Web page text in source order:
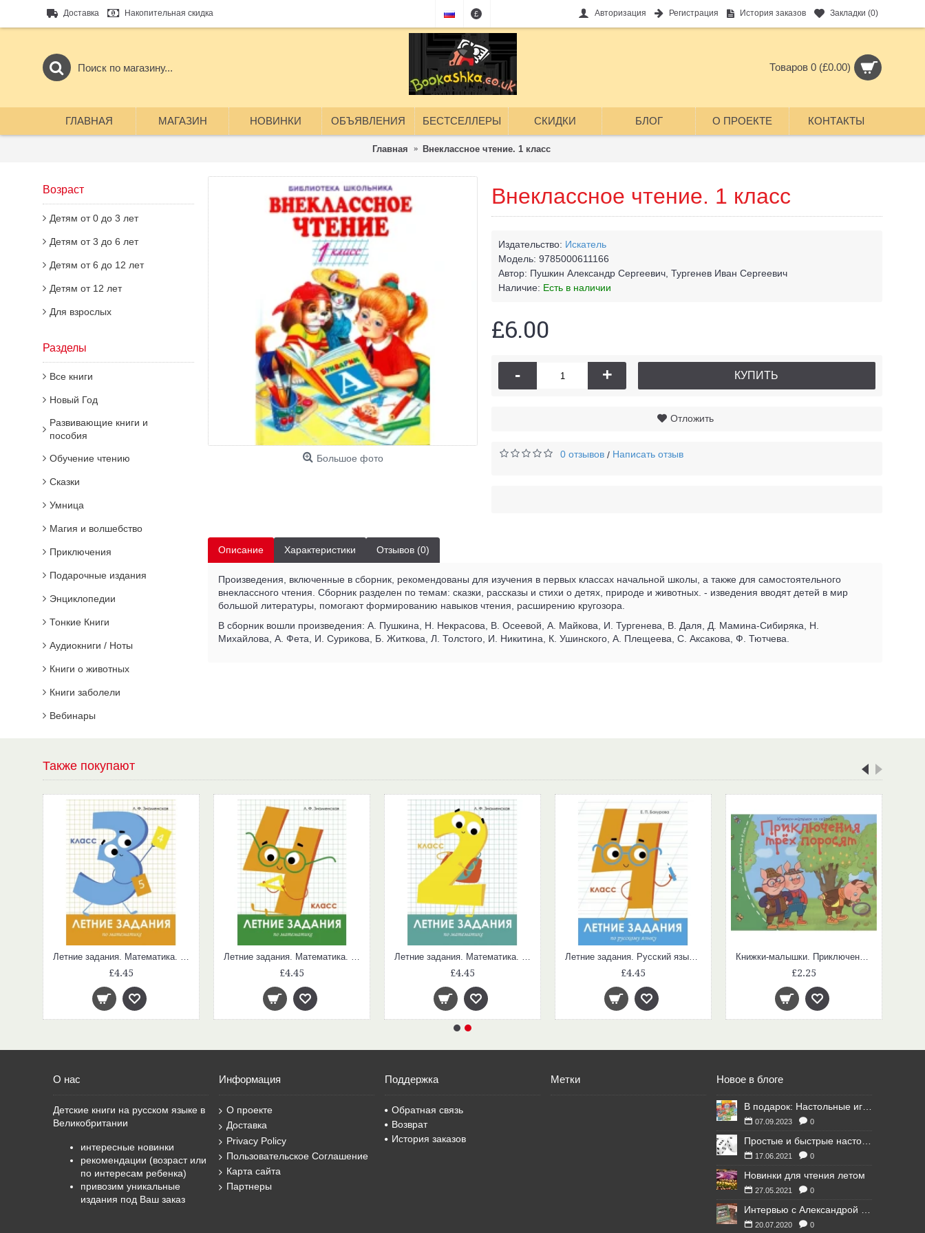
Доставка Накопительная скидка £ Авторизация Регистрация История заказов Закладки (0)
Товаров 0 (£0.00)
ГЛАВНАЯ МАГАЗИН НОВИНКИ ОБЪЯВЛЕНИЯ БЕСТСЕЛЛЕРЫ СКИДКИ БЛОГ О ПРОЕКТЕ КОНТАКТЫ
Главная Внеклассное чтение. 1 класс
Возраст
Детям от 0 до 3 лет
Детям от 3 до 6 лет
Детям от 6 до 12 лет
Детям от 12 лет
Для взрослых
Разделы
Все книги
Новый Год
Развивающие книги и
пособия
Обучение чтению
Сказки
Умница
Магия и волшебство
Приключения
Подарочные издания
Энциклопедии
Тонкие Книги
Аудиокниги / Ноты
Книги о животных
Книги заболели
Вебинары
Большое фото
Внеклассное чтение. 1 класс
Издательство: Искатель
Модель: 9785000611166
Автор: Пушкин Александр Сергеевич, Тургенев Иван Сергеевич
Наличие: Есть в наличии
£6.00
- + КУПИТЬ
Отложить
0 отзывов / Написать отзыв
Описание Характеристики Отзывов (0)
Произведения, включенные в сборник, рекомендованы для изучения в первых классах начальной школы, а также для самостоятельного
внеклассного чтения. Сборник разделен по темам: сказки, рассказы и стихи о детях, природе и животных. - изведения вводят детей в мир
большой литературы, помогают формированию навыков чтения, расширению кругозора.
В сборник вошли произведения: А. Пушкина, Н. Некрасова, В. Осеевой, А. Майкова, И. Тургенева, В. Даля, Д. Мамина-Сибиряка, Н.
Михайлова, А. Фета, И. Сурикова, Б. Житкова, Л. Толстого, И. Никитина, К. Ушинского, А. Плещеева, С. Аксакова, Ф. Тютчева.
Также покупают
Летние задания. Математика. 3 класс
£4.45
Летние задания. Математика. 4 класс
£4.45
Летние задания. Математика. 2 класс
£4.45
Летние задания. Русский язык. 4 класс
£4.45
Книжки-малышки. Приключения трёх поросят
£2.25
О нас
Детские книги на русском языке в
Великобритании
интересные новинки
рекомендации (возраст или
по интересам ребенка)
привозим уникальные
издания под Ваш заказ
Информация
О проекте
Доставка
Privacy Policy
Пользовательское Соглашение
Карта сайта
Партнеры
Поддержка
Обратная связь
Возврат
История заказов
Метки Новое в блоге
07.09.2023 0
17.06.2021 0
Новинки для чтения летом
27.05.2021 0
20.07.2020 0